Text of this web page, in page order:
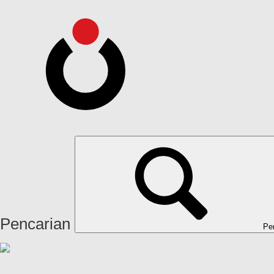
Pencarian